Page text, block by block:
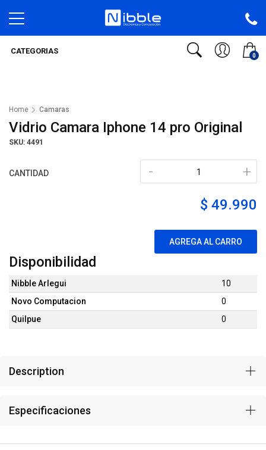
0
CATEGORIAS
Home Camaras
Vidrio Camara Iphone 14 pro Original
SKU: 4491
CANTIDAD +
-
$ 49.990
AGREGA AL CARRO
Disponibilidad
Nibble Arlegui
10
Novo Computacion
0
Quilpue
0
Description
Especificaciones